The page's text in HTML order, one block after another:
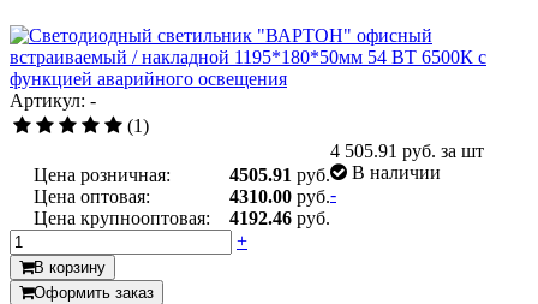
Артикул: -
(1)
Цена розничная: 4505.91 руб.
Цена оптовая:
4310.00 руб.
Цена крупнооптовая:
4192.46 руб.
4 505.91 руб. за шт
В наличии
-
+
В корзину
Оформить заказ